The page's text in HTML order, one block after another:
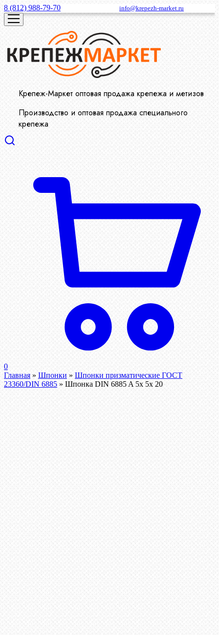
8 (812) 988-79-70 info@krepezh-market.ru
Крепеж-Маркет оптовая продажа крепежа и метизов
Производство и оптовая продажа специального
крепежа
0
Главная » Шпонки » Шпонки призматические ГОСТ
23360/DIN 6885 » Шпонка DIN 6885 A 5x 5x 20